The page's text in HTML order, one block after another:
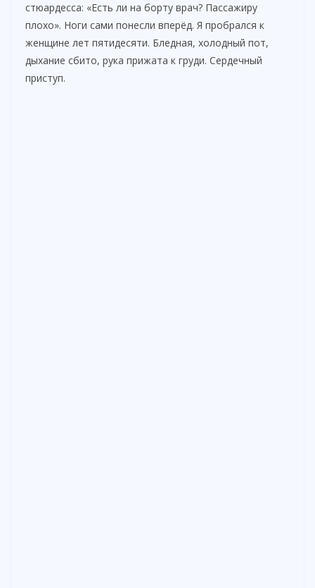
стюардесса: «Есть ли на борту врач? Пассажиру
плохо». Ноги сами понесли вперёд. Я пробрался к
женщине лет пятидесяти. Бледная, холодный пот,
дыхание сбито, рука прижата к груди. Сердечный
приступ.